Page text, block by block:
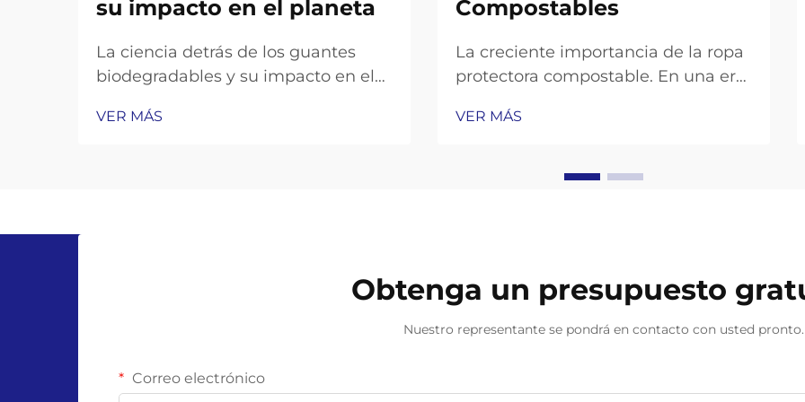
su impacto en el planeta
La ciencia detrás de los guantes
biodegradables y su impacto en el
han surgido como una solución
VER MÁS
Compostables
La creciente importancia de la ropa
protectora compostable. En una era
combina con la seguridad en el
guantes compostables ha surgido
VER MÁS
Obtenga un presupuesto
Nuestro representante se pondrá en contacto con usted pronto.
Correo electrónico